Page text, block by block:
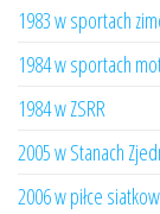
1983 w sportach
1984 w sportach
1984 w ZSRR
2005 w Stanach
2006 w piłce